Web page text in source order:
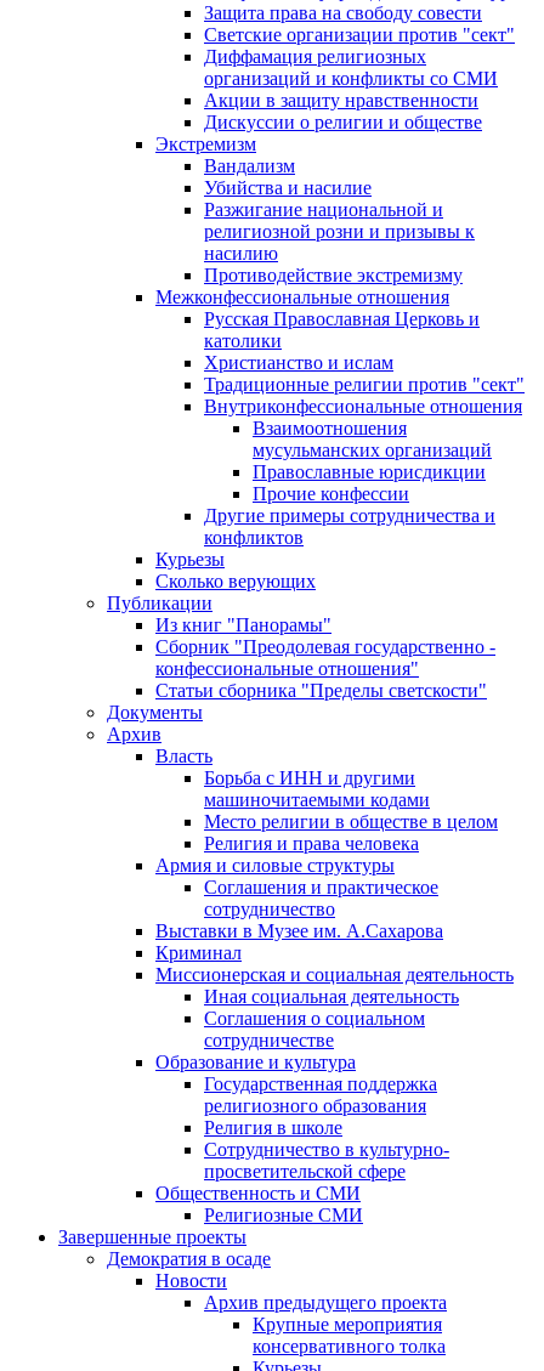
Защита права на свободу совести
Светские организации против "сект"
Диффамация религиозных
организаций и конфликты со СМИ
Акции в защиту нравственности
Дискуссии о религии и обществе
Экстремизм
Вандализм
Убийства и насилие
Разжигание национальной и
религиозной розни и призывы к
насилию
Противодействие экстремизму
Межконфессиональные отношения
Русская Православная Церковь и
католики
Христианство и ислам
Традиционные религии против "сект"
Внутриконфессиональные отношения
Взаимоотношения
мусульманских организаций
Православные юрисдикции
Прочие конфессии
Другие примеры сотрудничества и
конфликтов
Курьезы
Сколько верующих
Публикации
Из книг "Панорамы"
Сборник "Преодолевая государственно -
конфессиональные отношения"
Статьи сборника "Пределы светскости"
Документы
Архив
Власть
Борьба с ИНН и другими
машиночитаемыми кодами
Место религии в обществе в целом
Религия и права человека
Армия и силовые структуры
Соглашения и практическое
сотрудничество
Выставки в Музее им. А.Сахарова
Криминал
Миссионерская и социальная деятельность
Иная социальная деятельность
Соглашения о социальном
сотрудничестве
Образование и культура
Государственная поддержка
религиозного образования
Религия в школе
Сотрудничество в культурно-
просветительской сфере
Общественность и СМИ
Религиозные СМИ
Завершенные проекты
Демократия в осаде
Новости
Архив предыдущего проекта
Крупные мероприятия
консервативного толка